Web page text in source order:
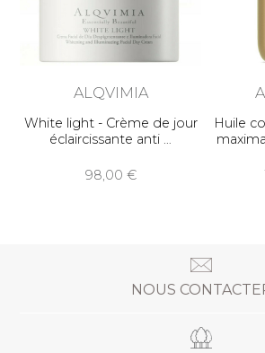
ALQVIMIA
White light - Crème de jour
éclaircissante anti
98,00
Huile
NOUS